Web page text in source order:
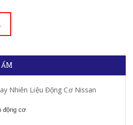
Nhiên Liệu Động Cơ Nissan
động cơ